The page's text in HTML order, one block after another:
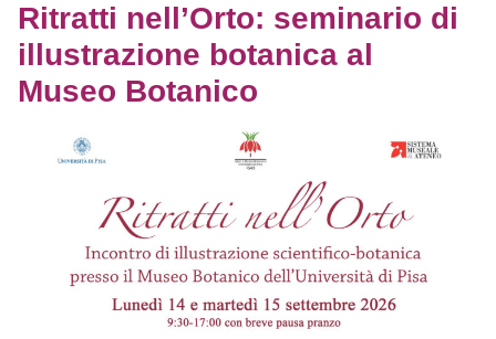
Ritratti nell’Orto: seminario di
illustrazione botanica al
Museo Botanico